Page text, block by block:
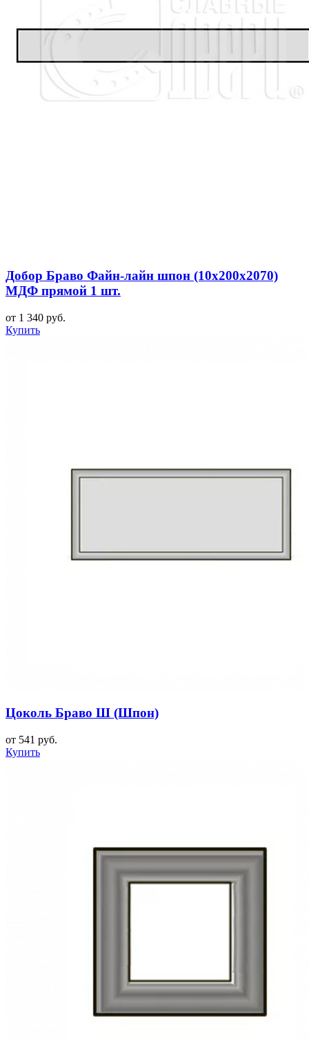
Добор Браво Файн-лайн шпон (10х200х2070)
МДФ прямой 1 шт.
от 1 340 руб.
Купить
Цоколь Браво Ш (Шпон)
от 541 руб.
Купить